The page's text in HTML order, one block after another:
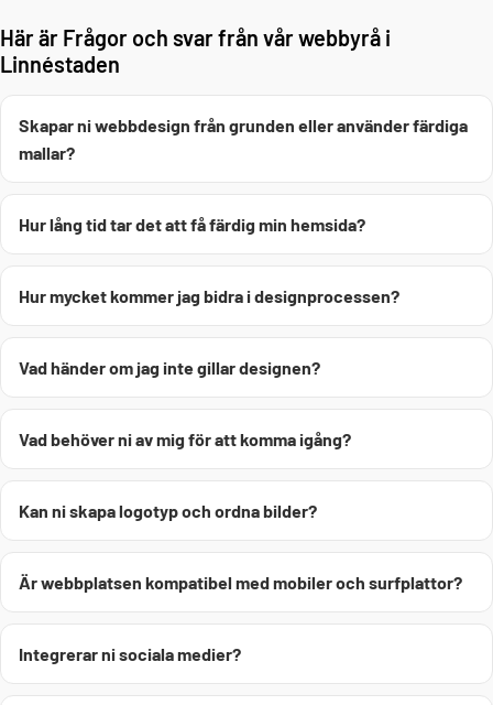
Här är Frågor och svar från vår webbyrå i
Linnéstaden
Skapar ni webbdesign från grunden eller använder färdiga
mallar?
Hur lång tid tar det att få färdig min hemsida?
Hur mycket kommer jag bidra i designprocessen?
Vad händer om jag inte gillar designen?
Vad behöver ni av mig för att komma igång?
Kan ni skapa logotyp och ordna bilder?
Är webbplatsen kompatibel med mobiler och surfplattor?
Integrerar ni sociala medier?